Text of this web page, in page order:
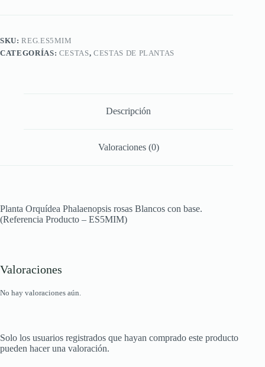
cantidad
SKU:REG.ES5MIM
CATEGORÍAS: CESTAS,CESTAS DE PLANTAS
Descripción
Valoraciones (0)
Planta Orquídea Phalaenopsis rosas Blancos con base.
(Referencia Producto – ES5MIM)
Valoraciones
No hay valoraciones aún.
Solo los usuarios registrados que hayan comprado este producto
pueden hacer una valoración.